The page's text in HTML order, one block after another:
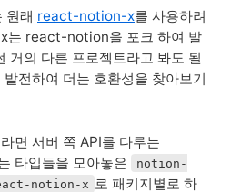
원래 react-notion-x를 사용하려
react-notion을 포크 하여 발
거의 다른 프로젝트라고 봐도 될
전하여 더는 호환성을 찾아보기
면 서버 쪽 API를 다루는
타입들을 모아놓은
notion-
notion-x 로 패키지별로 하